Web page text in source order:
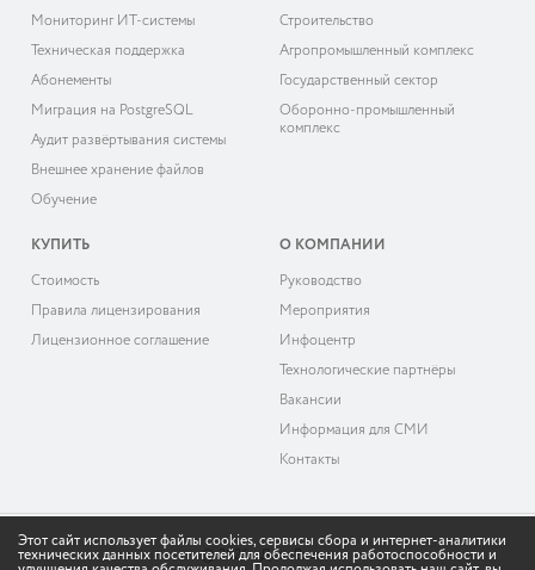
Мониторинг ИТ-системы
Техническая поддержка
Абонементы
Миграция на PostgreSQL
Аудит развёртывания системы
Внешнее хранение файлов
Обучение
Строительство
Агропромышленный комплекс
Государственный сектор
Оборонно-промышленный
комплекс
КУПИТЬ
Cтоимость
Правила лицензирования
Лицензионное соглашение
О КОМПАНИИ
Руководство
Мероприятия
Инфоцентр
Технологические партнёры
Вакансии
Информация для СМИ
Контакты
© 2026 «ДоксВижн»
Этот сайт использует файлы cookies, сервисы сбора и интернет-аналитики
технических данных посетителей для обеспечения работоспособности и